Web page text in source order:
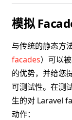
模拟
与传统的静态方
facades）可以
的优势，并给您
可测试性。在测
生的对 Laravel
动作：